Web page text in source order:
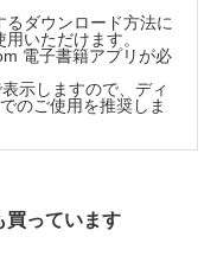
マウスモデルを用いた研究を
皮膚筋炎）
違
胞内代謝の病態関
ダウンロード方法に
いただけます。
電子書籍アプリが必
示しますので、ディ
のご使用を推奨しま
買っています